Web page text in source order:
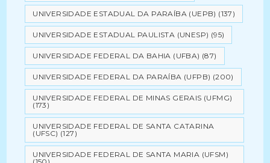
UNIVERSIDADE ESTADUAL DA PARAÍBA (UEPB) (137)
UNIVERSIDADE ESTADUAL PAULISTA (UNESP) (95)
UNIVERSIDADE FEDERAL DA BAHIA (UFBA) (87)
UNIVERSIDADE FEDERAL DA PARAÍBA (UFPB) (200)
UNIVERSIDADE FEDERAL DE MINAS GERAIS (UFMG)
(173)
UNIVERSIDADE FEDERAL DE SANTA CATARINA
(UFSC) (127)
UNIVERSIDADE FEDERAL DE SANTA MARIA (UFSM)